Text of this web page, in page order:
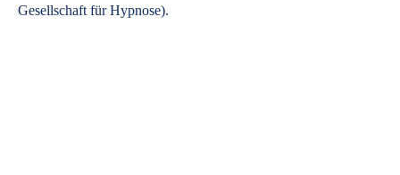
Gesellschaft für Hypnose).